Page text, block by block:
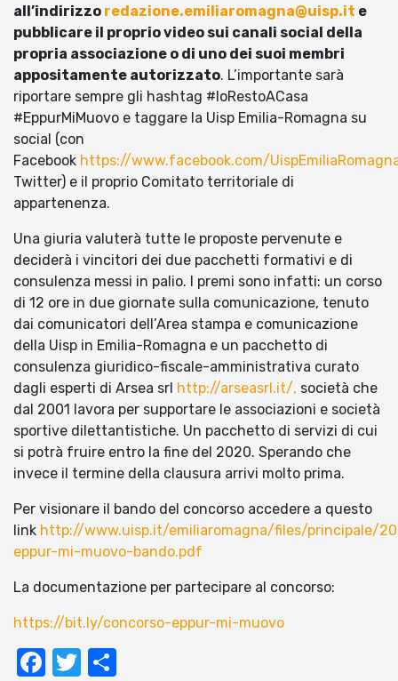
all’indirizzo redazione.emiliaromagna@uisp.it e
pubblicare il proprio video sui canali social della
propria associazione o di uno dei suoi membri
appositamente autorizzato. L’importante sarà
riportare sempre gli hashtag #IoRestoACasa
#EppurMiMuovo e taggare la Uisp Emilia-Romagna su
social (con
Facebook https://www.facebook.com/
Twitter) e il proprio Comitato territoriale di
appartenenza.
Una giuria valuterà tutte le proposte pervenute e
deciderà i vincitori dei due pacchetti formativi e di
consulenza messi in palio. I premi sono infatti: un corso
di 12 ore in due giornate sulla comunicazione, tenuto
dai comunicatori dell’Area stampa e comunicazione
della Uisp in Emilia-Romagna e un pacchetto di
consulenza giuridico-fiscale-amministrativa curato
dagli esperti di Arsea srl http://arseasrl.it/, società che
dal 2001 lavora per supportare le associazioni e società
sportive dilettantistiche. Un pacchetto di servizi di cui
si potrà fruire entro la fine del 2020. Sperando che
invece il termine della clausura arrivi molto prima.
Per visionare il bando del concorso accedere a questo
link http://www.uisp.it/emiliaromagna/files/principale/
eppur-mi-muovo-bando.pdf
La documentazione per partecipare al concorso:
https://bit.ly/concorso-eppur-mi-muovo
Facebook
Twitter